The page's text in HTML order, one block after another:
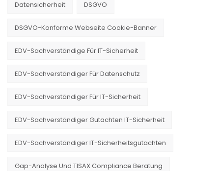
Datensicherheit DSGVO
DSGVO-Konforme Webseite Cookie-Banner
EDV-Sachverständige Für IT-Sicherheit
EDV-Sachverständiger Für Datenschutz
EDV-Sachverständiger Für IT-Sicherheit
EDV-Sachverständiger Gutachten IT-Sicherheit
EDV-Sachverständiger IT-Sicherheitsgutachten
Gap-Analyse Und TISAX Compliance Beratung